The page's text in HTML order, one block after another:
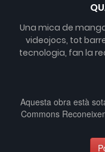
Una mica de
videojocs, tot
tecnologia, fan la
Aquesta obra està
Commons